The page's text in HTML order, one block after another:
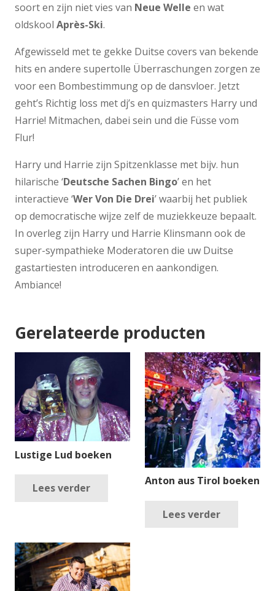
soort en zijn niet vies van Neue Welle en wat
oldskool Après-Ski.
Afgewisseld met te gekke Duitse covers van bekende
hits en andere supertolle Überraschungen zorgen ze
voor een Bombestimmung op de dansvloer. Jetzt
geht’s Richtig loss met dj’s en quizmasters Harry und
Harrie! Mitmachen, dabei sein und die Füsse vom
Flur!
Harry und Harrie zijn Spitzenklasse met bijv. hun
hilarische ‘Deutsche Sachen Bingo’ en het
interactieve ‘Wer Von Die Drei’ waarbij het publiek
op democratische wijze zelf de muziekkeuze bepaalt.
In overleg zijn Harry und Harrie Klinsmann ook de
super-sympathieke Moderatoren die uw Duitse
gastartiesten introduceren en aankondigen.
Ambiance!
Gerelateerde producten
Lustige Lud boeken
Lees verder
Anton aus Tirol boeken
Lees verder